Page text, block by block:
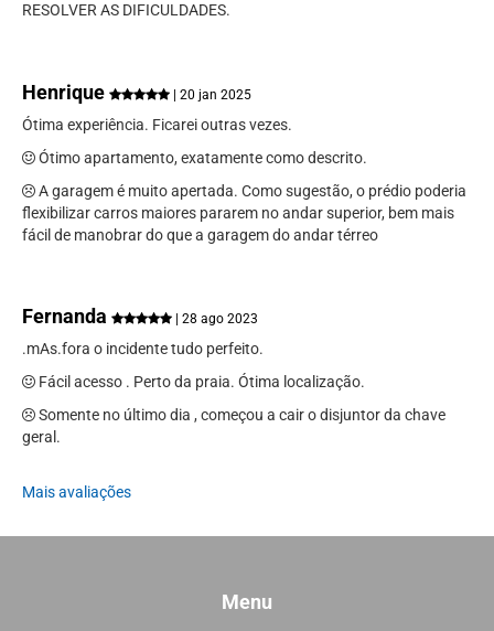
RESOLVER AS DIFICULDADES.
Henrique | 20 jan 2025
Ótima experiência. Ficarei outras vezes.
Ótimo apartamento, exatamente como descrito.
A garagem é muito apertada. Como sugestão, o prédio poderia
flexibilizar carros maiores pararem no andar superior, bem mais
fácil de manobrar do que a garagem do andar térreo
Fernanda | 28 ago 2023
.mAs.fora o incidente tudo perfeito.
Fácil acesso . Perto da praia. Ótima localização.
Somente no último dia , começou a cair o disjuntor da chave
geral.
Mais avaliações
Menu